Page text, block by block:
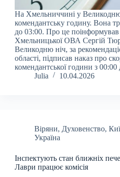
На Хмельниччині у Великодню
комендантську годину. Вона
до 03:00. Про це
Хмельницької ОВА Сергій
Великодню ніч, за
області, підписав наказ про
комендантської години з
Julia
10.04.2026
Віряни, Духовенство,
Україна
Інспектують стан ближніх
Лаври працює комісія